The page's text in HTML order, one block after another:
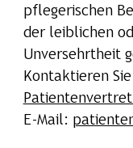
pflegerischen
der leiblichen
Unversehrtheit
Kontaktieren
E-Mail: